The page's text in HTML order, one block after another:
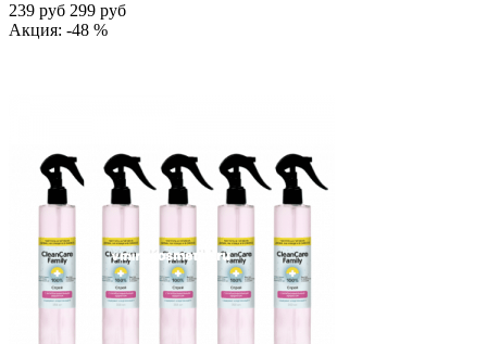
239 руб 299 руб
Акция: -48 %